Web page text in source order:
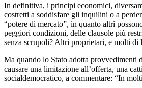
In definitiva, i principi economici,
costretti a soddisfare gli inquilini o a
“potere di mercato”, in quanto altri
peggiori condizioni, delle clausole più
senza scrupoli? Altri proprietari, e molti di
Ma quando lo Stato adotta provvedimenti
causare una limitazione all’offerta, una
socialdemocratico, a commentare: “In